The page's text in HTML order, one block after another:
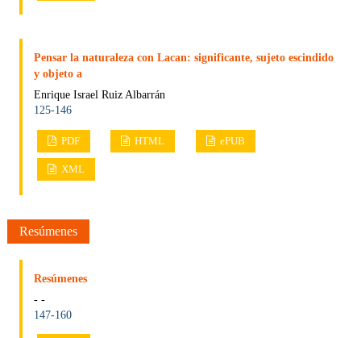
Pensar la naturaleza con Lacan: significante, sujeto escindido
y objeto a
Enrique Israel Ruiz Albarrán
125-146
PDF HTML ePUB
XML
Resúmenes
Resúmenes
- -
147-160